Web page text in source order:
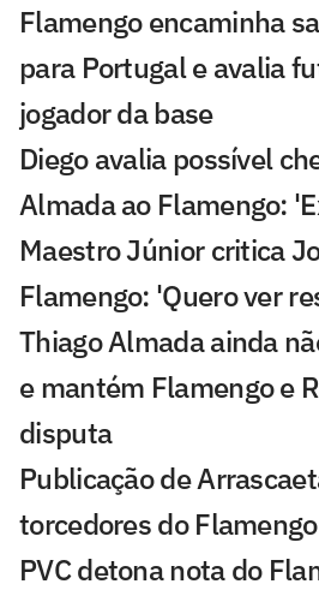
Flamengo encaminha
para Portugal e avalia
jogador da base
Diego avalia possível
Almada ao Flamengo:
Maestro Júnior critica
Flamengo: 'Quero ver
Thiago Almada ainda
e mantém Flamengo e
disputa
Publicação de
torcedores do
PVC detona nota do